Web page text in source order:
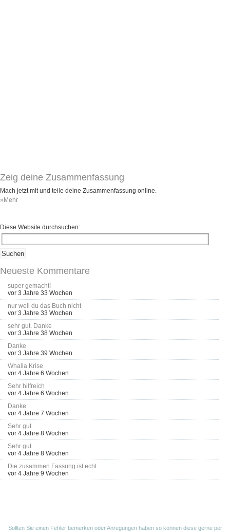
Zeig deine Zusammenfassung
Mach jetzt mit und teile deine Zusammenfassung online.
»Mehr
Diese Website durchsuchen:
Neueste Kommentare
super gemacht!
vor 3 Jahre 33 Wochen
nur weil du das Buch nicht
vor 3 Jahre 33 Wochen
sehr gut. Danke
vor 3 Jahre 38 Wochen
Danke
vor 3 Jahre 39 Wochen
Whalla Krise
vor 4 Jahre 6 Wochen
Sehr hilfreich
vor 4 Jahre 6 Wochen
Danke
vor 4 Jahre 7 Wochen
Sehr gut
vor 4 Jahre 8 Wochen
Sehr gut
vor 4 Jahre 8 Wochen
Die zusammen Fassung ist echt
vor 4 Jahre 9 Wochen
Sollten Sie einen Fehler bemerken oder Anregungen haben so können diese gerne per